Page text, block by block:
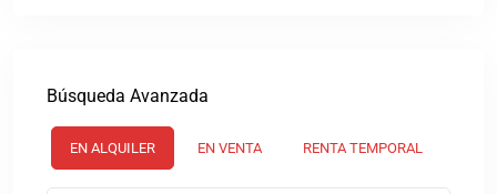
Búsqueda Avanzada
EN ALQUILER EN VENTA RENTA TEMPORAL